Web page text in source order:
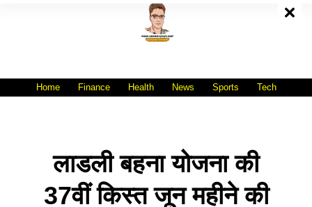
Home Finance Health News Sports Tech
लाडली बहना योजना की
37वीं किस्त जून महीने की